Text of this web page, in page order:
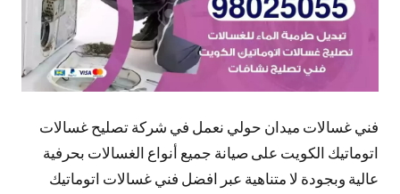
فني غسالات ميدان حولي نعمل في شركة تصليح غسالات
اتوماتيك الكويت على صيانة جميع أنواع الغسالات بحرفية
عالية وبجودة لا متناهية عبر افضل فني غسالات اتوماتيك